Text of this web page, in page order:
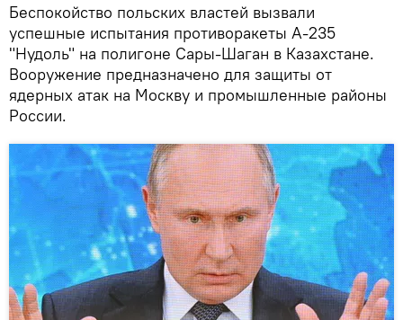
Беспокойство польских властей вызвали
успешные испытания противоракеты А-235
"Нудоль" на полигоне Сары-Шаган в Казахстане.
Вооружение предназначено для защиты от
ядерных атак на Москву и промышленные районы
России.